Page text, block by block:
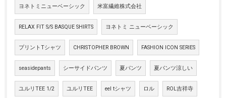
ヨネトミニューベーシック 米富繊維株式会社
RELAX FIT S/S BASQUE SHIRTS ヨネトミ ニューベーシック
プリントTシャツ CHRISTOPHER BROWN FASHION ICON SERIES
seasidepants シーサイドパンツ 夏パンツ 夏パンツ涼しい
ユルリTEE 1/2 ユルリTEE eel tシャツ ロル ROL吉祥寺